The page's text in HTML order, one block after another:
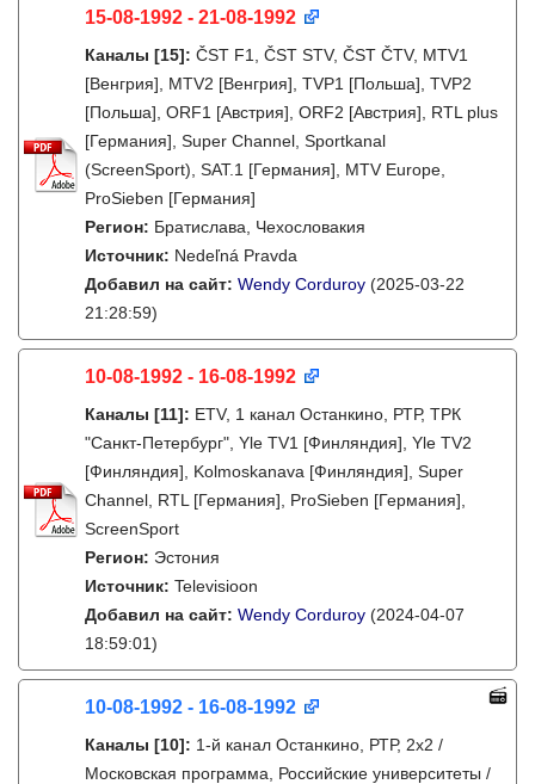
15-08-1992 - 21-08-1992
Каналы [15]: ČST F1, ČST STV, ČST ČTV, MTV1
[Венгрия], MTV2 [Венгрия], TVP1 [Польша], TVP2
[Польша], ORF1 [Австрия], ORF2 [Австрия], RTL plus
[Германия], Super Channel, Sportkanal
(ScreenSport), SAT.1 [Германия], MTV Europe,
ProSieben [Германия]
Регион: Братислава, Чехословакия
Источник: Nedeľná Pravda
Добавил на сайт: Wendy Corduroy (2025-03-22
21:28:59)
10-08-1992 - 16-08-1992
Каналы [11]: ETV, 1 канал Останкино, РТР, ТРК
"Санкт-Петербург", Yle TV1 [Финляндия], Yle TV2
[Финляндия], Kolmoskanava [Финляндия], Super
Channel, RTL [Германия], ProSieben [Германия],
ScreenSport
Регион: Эстония
Источник: Televisioon
Добавил на сайт: Wendy Corduroy (2024-04-07
18:59:01)
10-08-1992 - 16-08-1992
Каналы [10]: 1-й канал Останкино, РТР, 2х2 /
Московская программа, Российские университеты /